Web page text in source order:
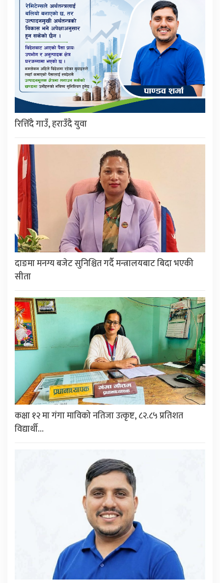
रित्तिँदै गाउँ, हराउँदै युवा
दाङमा मनग्य बजेट सुनिश्चित गर्दै मन्त्रालयबाट बिदा भएकी
सीता
कक्षा १२ मा गंगा माविको नतिजा उत्कृष्ट, ८२.८५ प्रतिशत
विद्यार्थी…